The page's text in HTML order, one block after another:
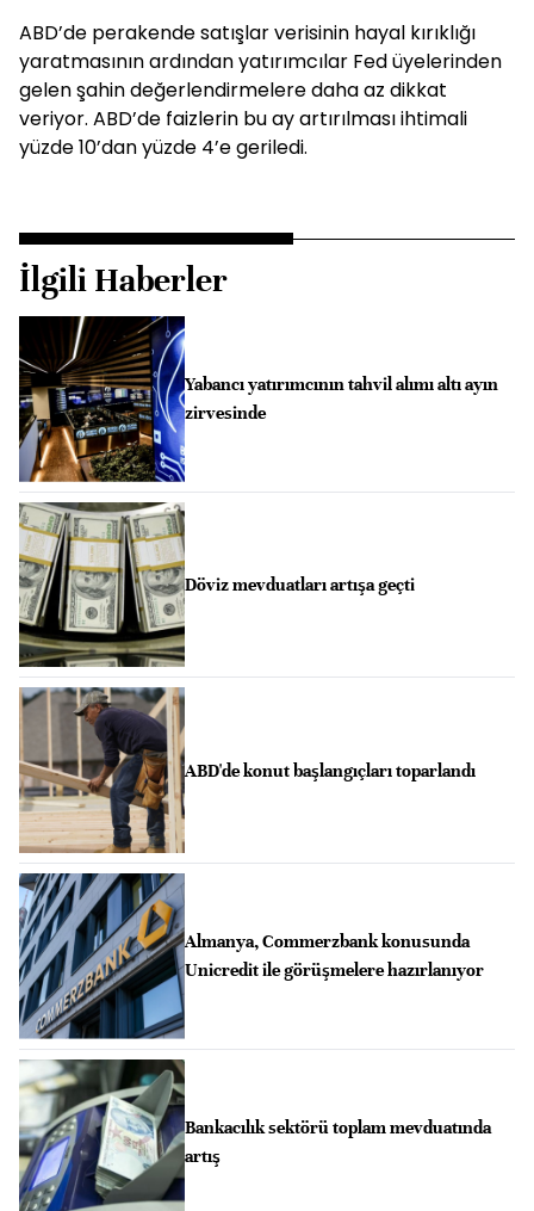
ABD’de perakende satışlar verisinin hayal kırıklığı
yaratmasının ardından yatırımcılar Fed üyelerinden
gelen şahin değerlendirmelere daha az dikkat
veriyor. ABD’de faizlerin bu ay artırılması ihtimali
yüzde 10’dan yüzde 4’e geriledi.
İlgili Haberler
Yabancı yatırımcının tahvil alımı altı ayın
zirvesinde
Döviz mevduatları artışa geçti
ABD'de konut başlangıçları toparlandı
Almanya, Commerzbank konusunda
Unicredit ile görüşmelere hazırlanıyor
Bankacılık sektörü toplam mevduatında
artış